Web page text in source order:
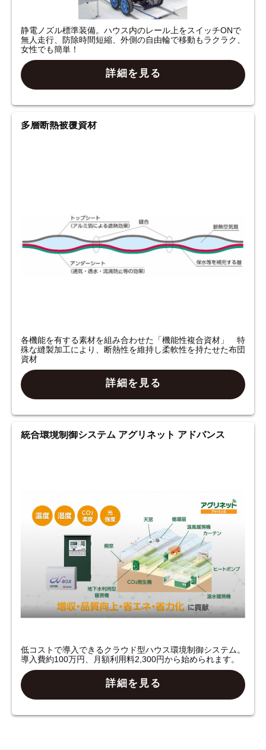
静電ノズル標準装備。ハウス内のレール上をスイッチONで
無人走行、防除時間短縮、外側の自由輪で移動もラクラク、
女性でも簡単！
詳細を見る
多層断熱被覆資材
各機能を有する素材を組み合わせた「機能性複合資材」 特
殊な縫製加工により、断熱性を維持し柔軟性を持たせた布団
資材
詳細を見る
統合環境制御システム アグリネット アドバンス
低コストで導入できるクラウド型ハウス環境制御システム。
導入費約100万円、月額利用料2,300円から始められます。
詳細を見る